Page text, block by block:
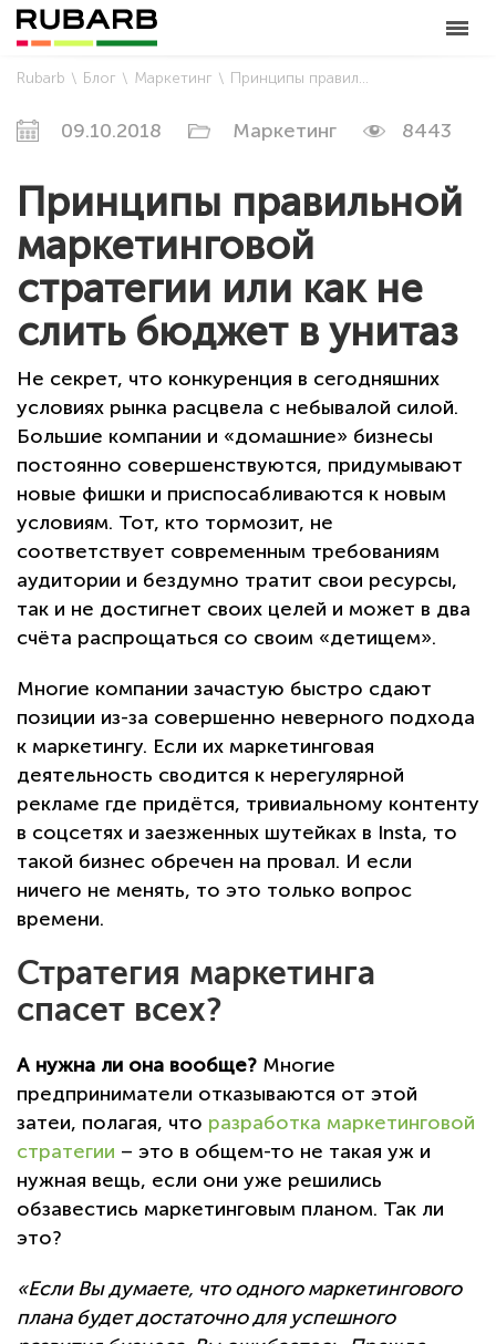
Rubarb Блог Маркетинг Принципы правильной маркетинговой стратегии или как не слить бюджет в унитаз
09.10.2018 Маркетинг 8443
Принципы правильной
маркетинговой
стратегии или как не
слить бюджет в унитаз
Не секрет, что конкуренция в сегодняшних
условиях рынка расцвела с небывалой силой.
Большие компании и «домашние» бизнесы
постоянно совершенствуются, придумывают
новые фишки и приспосабливаются к новым
условиям. Тот, кто тормозит, не
соответствует современным требованиям
аудитории и бездумно тратит свои ресурсы,
так и не достигнет своих целей и может в два
счёта распрощаться со своим «детищем».
Многие компании зачастую быстро сдают
позиции из-за совершенно неверного подхода
к маркетингу. Если их маркетинговая
деятельность сводится к нерегулярной
рекламе где придётся, тривиальному контенту
в соцсетях и заезженных шутейках в Insta, то
такой бизнес обречен на провал. И если
ничего не менять, то это только вопрос
времени.
Стратегия маркетинга
спасет всех?
А нужна ли она вообще? Многие
предприниматели отказываются от этой
затеи, полагая, что разработка маркетинговой
стратегии – это в общем-то не такая уж и
нужная вещь, если они уже решились
обзавестись маркетинговым планом. Так ли
это?
«Если Вы думаете, что одного маркетингового
плана будет достаточно для успешного